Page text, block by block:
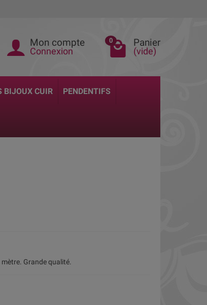
Mon compte
Connexion
0 Panier
(vide)
BIJOUX CUIR PENDENTIFS
Grande qualité.